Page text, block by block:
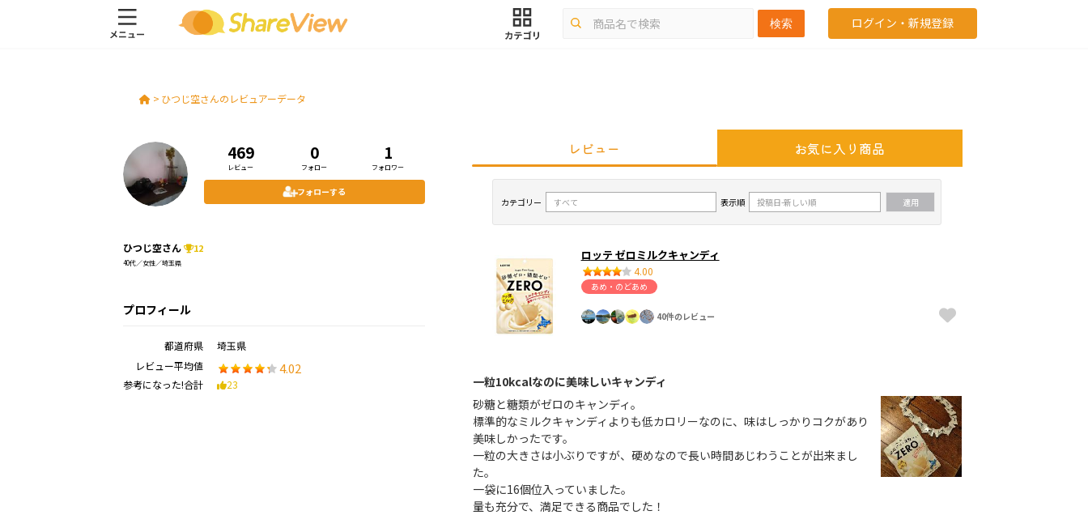
検索 ログイン・新規登録
> ひつじ空さんのレビュアーデータ
469
レビュー
0
フォロー
1
フォロワー
フォローする
ひつじ空さん 12
40代／女性／埼玉県
プロフィール
都道府県
埼玉県
レビュー平均値
4.02
参考になった!合計 23
レビュー お気に入り商品
カテゴリー 表示順
ロッテ ゼロミルクキャンディ
4.00
あめ・のどあめ
40件のレビュー
一粒10kcalなのに美味しいキャンディ
砂糖と糖類がゼロのキャンディ。
標準的なミルクキャンディよりも低カロリーなのに、味はしっかりコクがあり
美味しかったです。
一粒の大きさは小ぶりですが、硬めなので長い時間あじわうことが出来まし
た。
一袋に16個位入っていました。
量も充分で、満足できる商品でした！